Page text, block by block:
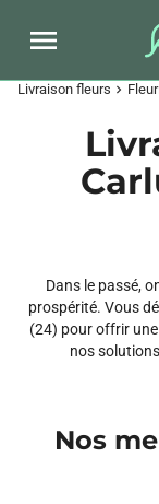
Livraison fleurs chevron_right
Dans le passé,
prospérité. Vous
(24) pour offrir
nos
Nos